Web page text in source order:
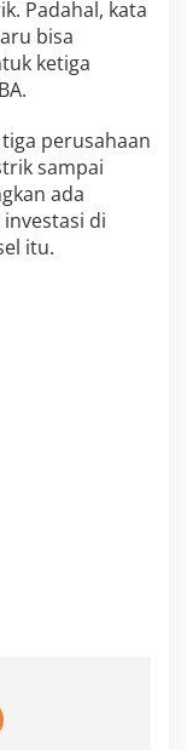
Padahal, kata
bisa
ketiga
perusahaan
sampai
ada
di
itu.